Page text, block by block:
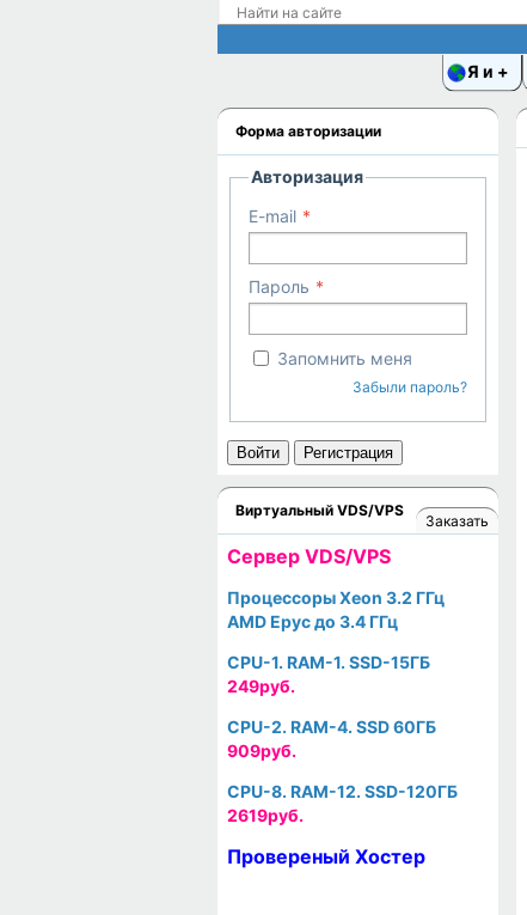
Я и
Форма авторизации
Авторизация
E-mail
Пароль
Запомнить меня
Забыли пароль?
Войти Регистрация
Виртуальный VDS/VPS
Заказать
Cервер VDS/VPS
Процессоры Xeon 3.2 ГГц
AMD Epyc до 3.4 ГГц
CPU-1. RAM-1. SSD-15ГБ
249руб.
CPU-2. RAM-4. SSD 60ГБ
909руб.
CPU-8. RAM-12. SSD-120ГБ
2619руб.
Провереный Хостер